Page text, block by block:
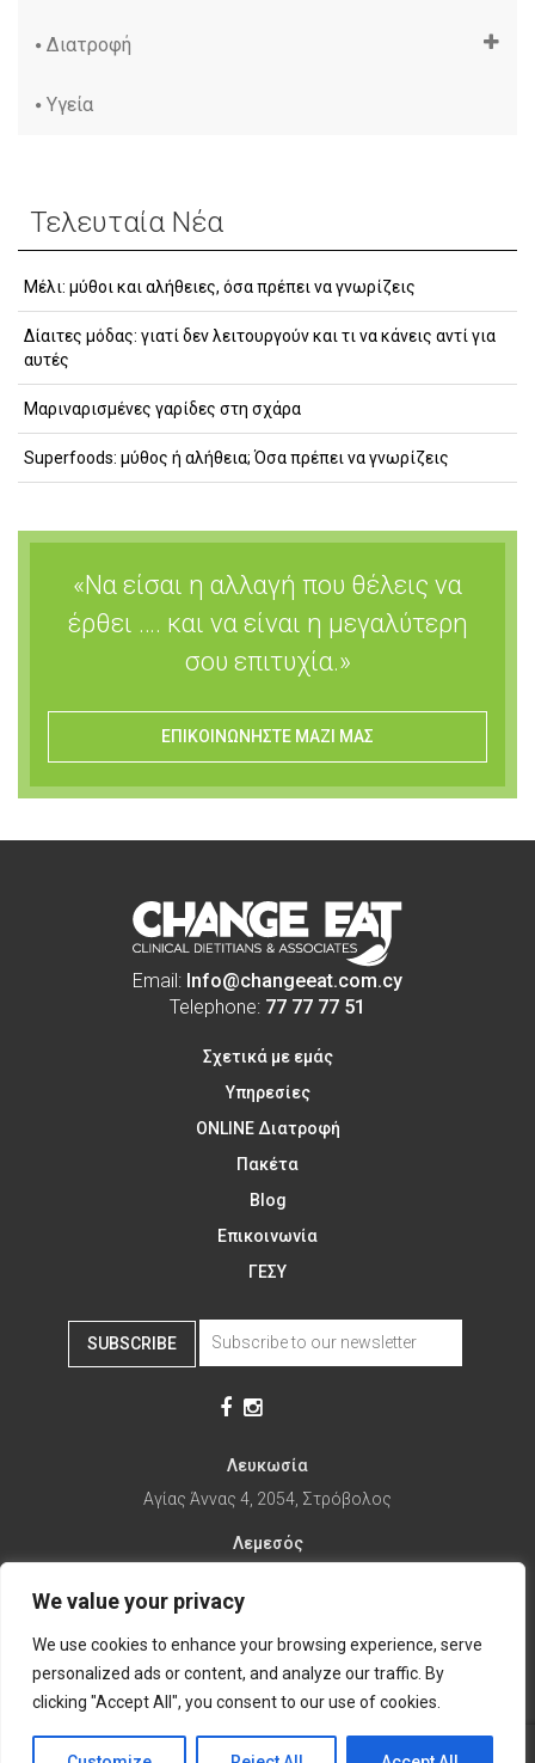
We value your privacy
We use cookies to enhance your browsing experience, serve
personalized ads or content, and analyze our traffic. By
clicking "Accept All", you consent to our use of cookies.
Διατροφή
Υγεία
Τελευταία Νέα
Μέλι: μύθοι και αλήθειες, όσα πρέπει να γνωρίζεις
Δίαιτες μόδας: γιατί δεν λειτουργούν και τι να κάνεις αντί για
αυτές
Μαριναρισμένες γαρίδες στη σχάρα
Superfoods: μύθος ή αλήθεια; Όσα πρέπει να γνωρίζεις
«Να είσαι η αλλαγή που θέλεις να
έρθει …. και να είναι η μεγαλύτερη
σου επιτυχία.»
ΕΠΙΚΟΙΝΩΝΗΣΤΕ ΜΑΖΙ ΜΑΣ
Email: Info@changeeat.com.cy
Telephone: 77 77 77 51
Σχετικά με εμάς
Υπηρεσίες
ONLINE Διατροφή
Πακέτα
Blog
Επικοινωνία
ΓΕΣΥ
SUBSCRIBE
Λευκωσία
Αγίας Άννας 4, 2054, Στρόβολος
Λεμεσός
1ης Απριλίου 67, 5281
it's time to Change Eat